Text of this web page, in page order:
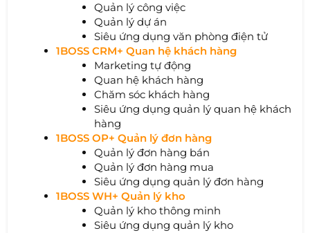
Quản lý công việc
Quản lý dự án
Siêu ứng dụng văn phòng điện tử
1BOSS CRM+ Quan hệ khách hàng
Marketing tự động
Quan hệ khách hàng
Chăm sóc khách hàng
Siêu ứng dụng quản lý quan hệ khách
hàng
1BOSS OP+ Quản lý đơn hàng
Quản lý đơn hàng bán
Quản lý đơn hàng mua
Siêu ứng dụng quản lý đơn hàng
1BOSS WH+ Quản lý kho
Quản lý kho thông minh
Siêu ứng dụng quản lý kho